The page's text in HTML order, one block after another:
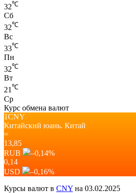
32℃
Сб
32℃
Вс
33℃
Пн
32℃
Вт
21℃
Ср
Курс обмена валют
1CNY
Китайский юань. Китай
=
13,85
RUB
–0,14%
0,14
USD
–0,16%
Курсы валют в CNY на 03.02.2025